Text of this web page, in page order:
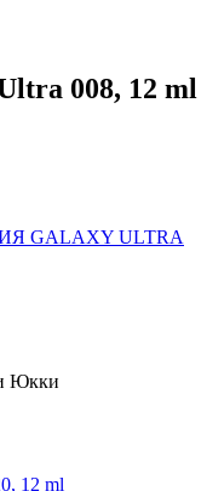
008, 12 ml
GALAXY ULTRA
Юкки